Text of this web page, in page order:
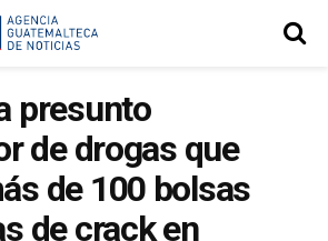
presunto
de drogas que
de 100 bolsas
de crack en